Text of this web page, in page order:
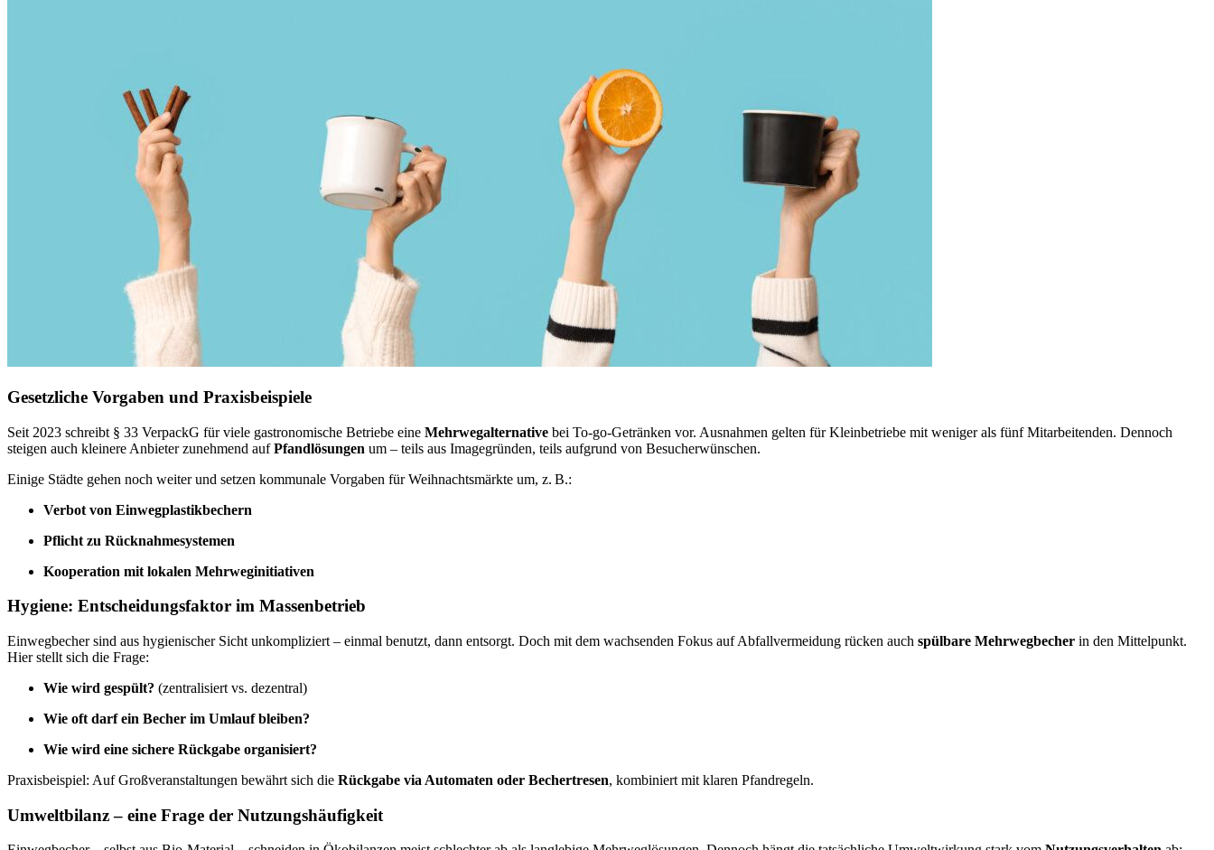
Gesetzliche Vorgaben und Praxisbeispiele
Seit 2023 schreibt § 33 VerpackG für viele gastronomische Betriebe eine Mehrwegalternative bei To-go-Getränken vor. Ausnahmen gelten für Kleinbetriebe mit weniger als fünf Mitarbeitenden. Dennoch
steigen auch kleinere Anbieter zunehmend aufPfandlösungen um – teils aus Imagegründen, teils aufgrund von Besucherwünschen.
Einige Städte gehen noch weiter und setzen kommunale Vorgaben für Weihnachtsmärkte um, z. B.:
Verbot von Einwegplastikbechern
Pflicht zu Rücknahmesystemen
Kooperation mit lokalen Mehrweginitiativen
Hygiene: Entscheidungsfaktor im Massenbetrieb
Einwegbecher sind aus hygienischer Sicht unkompliziert – einmal benutzt, dann entsorgt. Doch mit dem wachsenden Fokus auf Abfallvermeidung rücken auch spülbare Mehrwegbecher in den Mittelpunkt.
Hier stellt sich die Frage:
Wie wird gespült? (zentralisiert vs. dezentral)
Wie oft darf ein Becher im Umlauf bleiben?
Wie wird eine sichere Rückgabe organisiert?
Praxisbeispiel: Auf Großveranstaltungen bewährt sich die Rückgabe via Automaten oder Bechertresen, kombiniert mit klaren Pfandregeln.
Umweltbilanz – eine Frage der Nutzungshäufigkeit